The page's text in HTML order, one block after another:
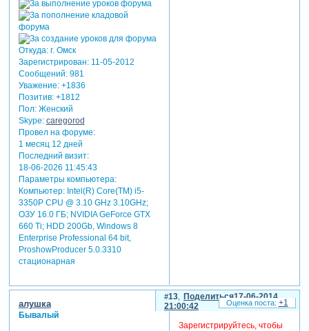
Откуда:г. Омск
Зарегистрирован: 11-05-2012
Сообщений:981
Уважение: +1836
Позитив: +1812
Пол:Женский
Skype: caregorod
Провел на форуме:
1 месяц 12 дней
Последний визит:
18-06-2026 11:45:43
Параметры компьютера:
Компьютер: Intel(R) Core(TM) i5-
3350P CPU @ 3.10 GHz 3.10GHz;
ОЗУ 16.0 ГБ; NVIDIA GeForce GTX
660 Ti; HDD 200Gb, Windows 8
Enterprise Professional 64 bit,
ProshowProducer 5.0.3310
стационарная
Поделиться
13
17-06-2014
21:00:42
алушка
Бывалый
Зарегистрируйтесь, чтобы
+1